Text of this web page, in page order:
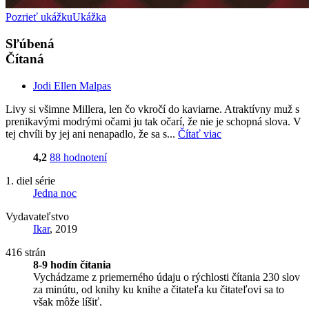
Pozrieť ukážkuUkážka
Sľúbená
Čítaná
Jodi Ellen Malpas
Livy si všimne Millera, len čo vkročí do kaviarne. Atraktívny muž s
prenikavými modrými očami ju tak očarí, že nie je schopná slova. V
tej chvíli by jej ani nenapadlo, že sa s... Čítať viac
4,2 88 hodnotení
1. diel série
Jedna noc
Vydavateľstvo
Ikar, 2019
416 strán
8-9 hodín čítania
Vychádzame z priemerného údaju o rýchlosti čítania 230 slov
za minútu, od knihy ku knihe a čitateľa ku čitateľovi sa to
však môže líšiť.